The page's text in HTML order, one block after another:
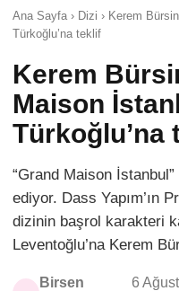
Ana Sayfa › Dizi › Kerem
Türkoğlu’na teklif
Kerem
Maison
Türkoğlu’na
“Grand Maison
ediyor. Dass Yapım’ın
dizinin başrol karakteri
Leventoğlu’na Kerem
Birsen
6